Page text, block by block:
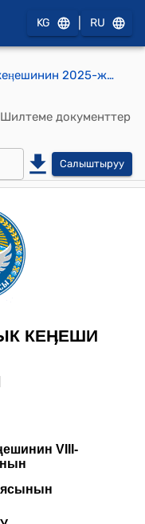
KG RU
Кара-Таш айылдык кеӊешинин 2025-жылдын 30-декабрындагы №10-4 2025- жылдын жыйынтыгы боюнча айылаймактагы иштердин жалпы абалы, жергиликтүү бюджеттин аткарылышы, аймактык СЭӨПтүн, калкты социалдык жактан коргоо боюнча программасынын аткарылышы тууралуу АӨ башчысынын отчёту жөнүндө токтом
Шилтеме документтер
Салыштыруу